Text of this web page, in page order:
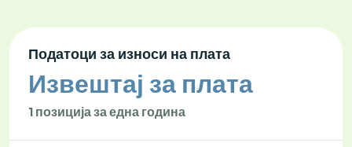
Податоци за износи на плата
Извештај за плата
1 позиција за една година